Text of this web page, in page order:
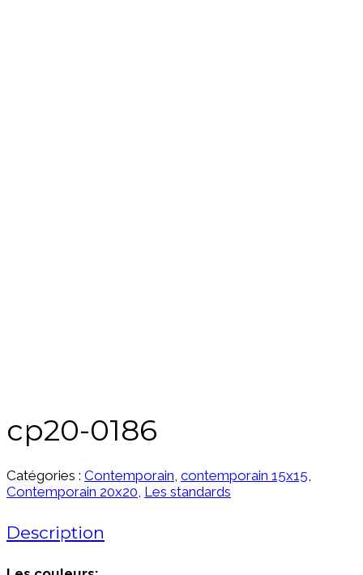
cp20-0186
Catégories : Contemporain, contemporain 15x15,
Contemporain 20x20, Les standards
Description